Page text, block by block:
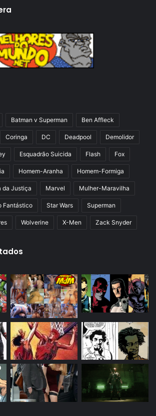
a
a
n
m
a
p
n
Batman v Superman Ben Affleck
Coringa DC Deadpool Demolidor
Esquadrão Suicida Flash Fox
Homem-Aranha Homem-Formiga
da Justiça Marvel Mulher-Maravilha
Fantástico Star Wars Superman
Wolverine X-Men Zack Snyder